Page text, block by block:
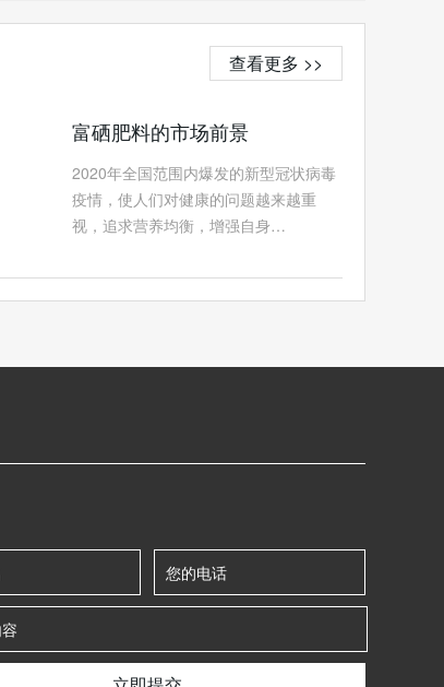
查看更多 >>
富硒肥料的市场前景
2020年全国范围内爆发的新型冠状病毒
疫情，使人们对健康的问题越来越重
视，追求营养均衡，增强自身…